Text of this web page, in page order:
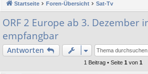
ne
llz
ug
riff
en
Startseite Foren-Übersicht Sat-Tv
ORF 2 Europe ab 3. Dezember
empfangbar
Antworten
1 Beitrag • Seite 1 von 1